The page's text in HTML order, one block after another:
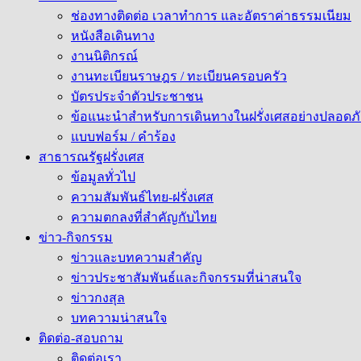
ช่องทางติดต่อ เวลาทำการ และอัตราค่าธรรมเนียม
หนังสือเดินทาง
งานนิติกรณ์
งานทะเบียนราษฎร / ทะเบียนครอบครัว
บัตรประจำตัวประชาชน
ข้อแนะนำสำหรับการเดินทางในฝรั่งเศสอย่างปลอด
แบบฟอร์ม / คำร้อง
สาธารณรัฐฝรั่งเศส
ข้อมูลทั่วไป
ความสัมพันธ์ไทย-ฝรั่งเศส
ความตกลงที่สำคัญกับไทย
ข่าว-กิจกรรม
ข่าวและบทความสำคัญ
ข่าวประชาสัมพันธ์และกิจกรรมที่น่าสนใจ
ข่าวกงสุล
บทความน่าสนใจ
ติดต่อ-สอบถาม
ติดต่อเรา